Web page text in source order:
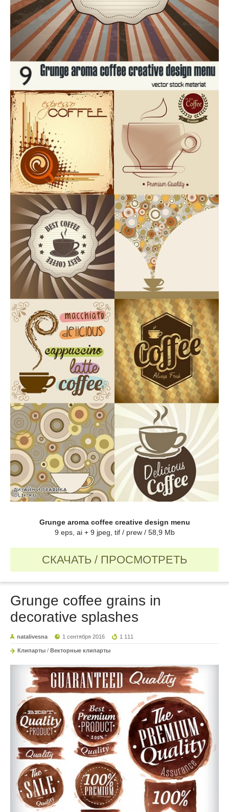
Grunge aroma coffee creative design menu
9 eps, ai + 9 jpeg, tif / prew / 58,9 Mb
СКАЧАТЬ / ПРОСМОТРЕТЬ
Grunge coffee grains in
decorative splashes
natalivesna 1 сентября 2016 1 111
Клипарты / Векторные клипарты